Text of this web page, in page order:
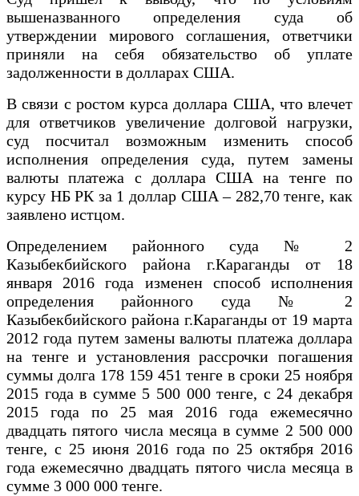
вышеназванного определения суда об
утверждении мирового соглашения, ответчики
приняли на себя обязательство об уплате
задолженности в долларах США.
В связи с ростом курса доллара США, что влечет
для ответчиков увеличение долговой нагрузки,
суд посчитал возможным изменить способ
исполнения определения суда, путем замены
валюты платежа с доллара США на тенге по
курсу НБ РК за 1 доллар США – 282,70 тенге, как
заявлено истцом.
Определением районного суда № 2
Казыбекбийского района г.Караганды от 18
января 2016 года изменен способ исполнения
определения районного суда № 2
Казыбекбийского района г.Караганды от 19 марта
2012 года путем замены валюты платежа доллара
на тенге и установления рассрочки погашения
суммы долга 178 159 451 тенге в сроки 25 ноября
2015 года в сумме 5 500 000 тенге, с 24 декабря
2015 года по 25 мая 2016 года ежемесячно
двадцать пятого числа месяца в сумме 2 500 000
тенге, с 25 июня 2016 года по 25 октября 2016
года ежемесячно двадцать пятого числа месяца в
сумме 3 000 000 тенге.